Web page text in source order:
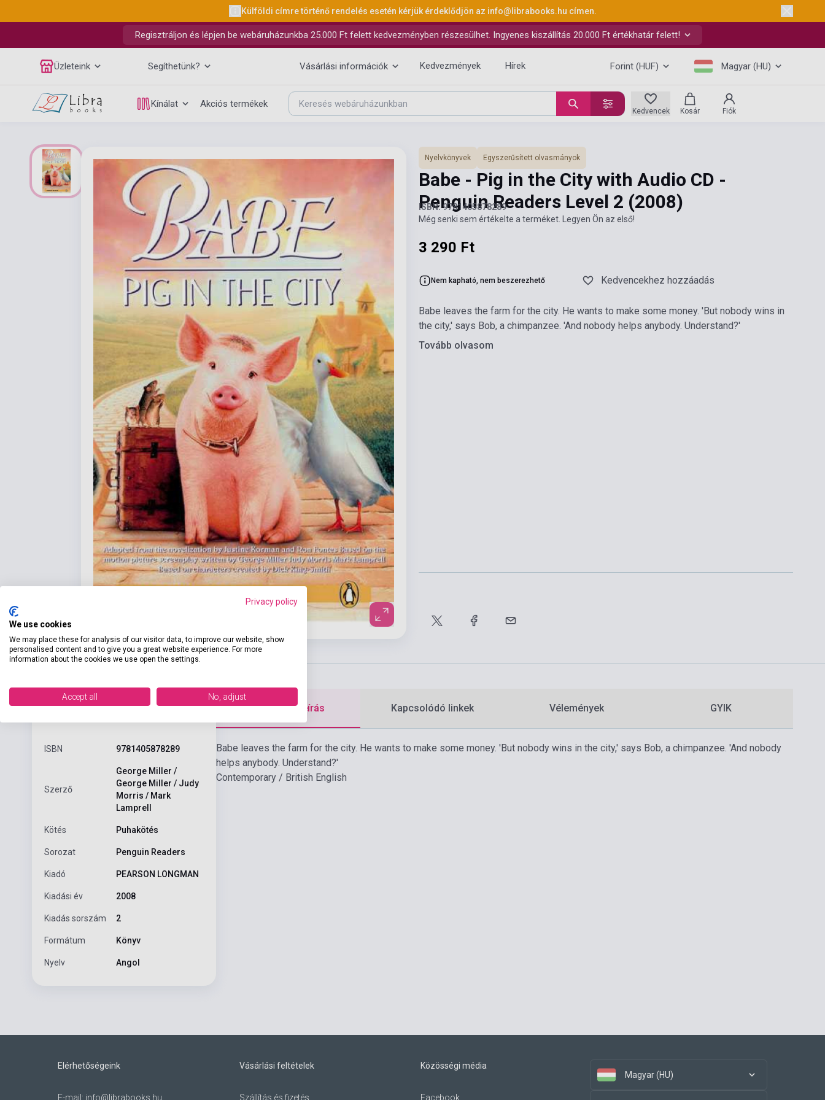
Külföldi címre történő rendelés esetén kérjük érdeklődjön az info@librabooks.hu címen.
Regisztráljon és lépjen be webáruházunkba 25.000 Ft felett kedvezményben részesülhet. Ingyenes kiszállítás 20.000 Ft értékhatár felett!
Üzleteink Segíthetünk? Vásárlási információk Kedvezmények Hírek Forint (HUF) Magyar (HU)
Kínálat Akciós termékek
Kedvencek Kosár Fiók
Nyelvkönyvek Egyszerűsített olvasmányok
Babe - Pig in the City with Audio CD -
Penguin Readers Level 2 (2008)
ISBN: 9781405878289
Még senki sem értékelte a terméket. Legyen Ön az első!
3 290 Ft
Nem kapható, nem beszerezhető Kedvencekhez hozzáadás
Babe leaves the farm for the city. He wants to make some money. 'But nobody wins in
the city,' says Bob, a chimpanzee. 'And nobody helps anybody. Understand?'
Tovább olvasom
Termékjellemzők
ISBN 9781405878289
Szerző
George Miller /
George Miller / Judy
Morris / Mark
Lamprell
Kötés Puhakötés
Sorozat Penguin Readers
Kiadó PEARSON LONGMAN
Kiadási év 2008
Kiadás sorszám 2
Formátum Könyv
Nyelv Angol
Részletes leírás Kapcsolódó linkek Vélemények GYIK
Babe leaves the farm for the city. He wants to make some money. 'But nobody wins in the city,' says Bob, a chimpanzee. 'And nobody
helps anybody. Understand?'
Contemporary / British English
Elérhetőségeink
E-mail: info@librabooks.hu
Vásárlási feltételek
Szállítás és fizetés
Közösségi média
Facebook
Magyar (HU)
Privacy policy
We use cookies
We may place these for analysis of our visitor data, to improve our website, show
personalised content and to give you a great website experience. For more
information about the cookies we use open the settings.
Accept all No, adjust